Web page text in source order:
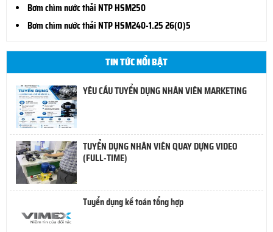
Bơm chìm nước thải NTP HSM250
Bơm chìm nước thải NTP HSM240-1.25 26(O)5
TIN TỨC NỔI BẬT
YÊU CẦU TUYỂN DỤNG NHÂN VIÊN MARKETING
TUYỂN DỤNG NHÂN VIÊN QUAY DỰNG VIDEO
(FULL-TIME)
Tuyển dụng kế toán tổng hợp